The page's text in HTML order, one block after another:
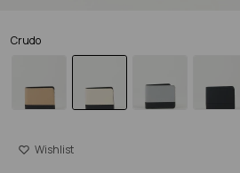
Crudo